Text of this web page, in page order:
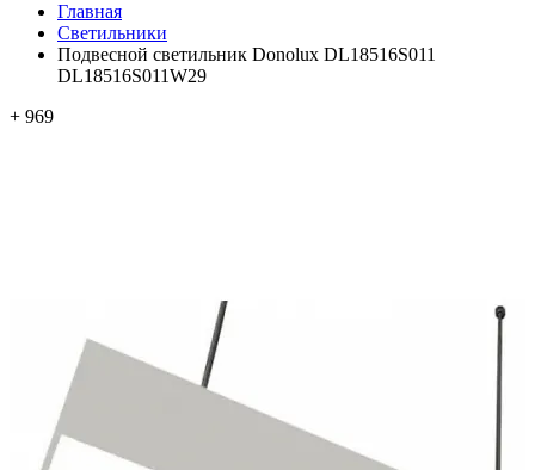
Главная
Светильники
Подвесной светильник Donolux DL18516S011
DL18516S011W29
+ 969